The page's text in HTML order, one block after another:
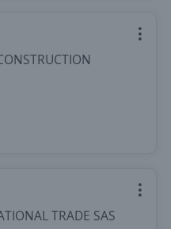
TRADE SAS